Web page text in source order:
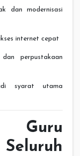
dan modernisasi
internet cepat
perpustakaan
syarat utama
Guru